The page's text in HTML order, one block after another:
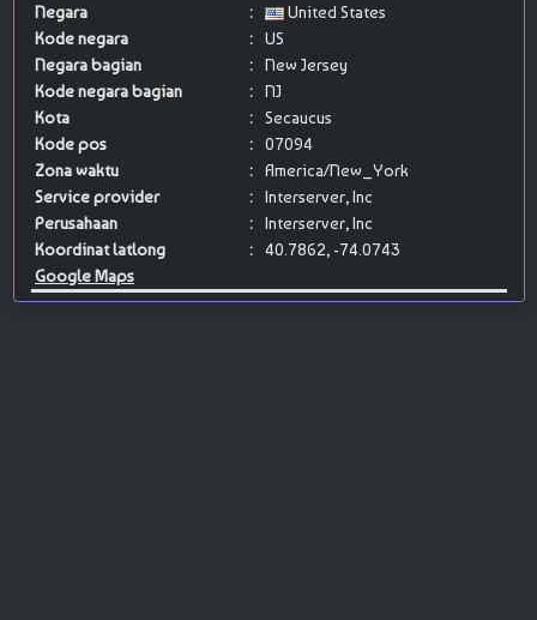
Negara
:
United States
Kode negara
:
US
Negara bagian
:
New Jersey
Kode negara bagian
:
NJ
Kota
:
Secaucus
Kode pos
:
07094
Zona waktu
:
America/New_York
Service provider
:
Interserver, Inc
Perusahaan
:
Interserver, Inc
Koordinat latlong
:
40.7862, -74.0743
Google Maps